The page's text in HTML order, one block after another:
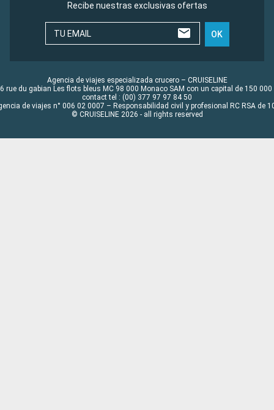
Recibe nuestras exclusivas ofertas
TU EMAIL OK
Agencia de viajes especializada crucero – CRUISELINE
rue du gabian Les flots bleus MC 98 000 Monaco SAM con un capital de 150 000
contact tel : (00) 377 97 97 84 50
de viajes n° 006 02 0007 – Responsabilidad civil y profesional RC RSA de
© CRUISELINE 2026 - all rights reserved